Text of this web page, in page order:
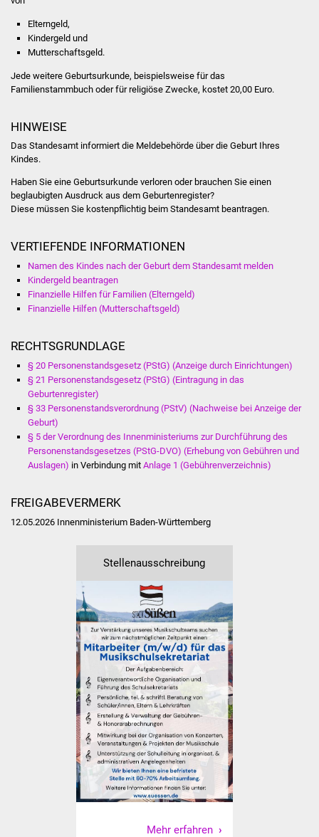
Ärzte und Apotheken
Hitzewarnung / UV-
ÖPNV
Kultur & Freizeit
Hallenbad
Stadtarchiv
Zehntscheuer
Kulturhalle
Vereine und Parteien
Selbsteintrag Vereine
Beirat Süßener Vereine
Sportanlagen
Tourismus
Erlebnisregion
Elterngeld,
Kindergeld und
Mutterschaftsgeld.
Jede weitere Geburtsurkunde, beispielsweise für das
Familienstammbuch oder für religiöse Zwecke, kostet 20,00 Euro.
HINWEISE
Das Standesamt informiert die Meldebehörde über die Geburt Ihres
Kindes.
Haben Sie eine Geburtsurkunde verloren oder brauchen Sie einen
beglaubigten Ausdruck aus dem Geburtenregister?
Diese müssen Sie kostenpflichtig beim Standesamt beantragen.
VERTIEFENDE INFORMATIONEN
Namen des Kindes nach der Geburt dem Standesamt melden
Kindergeld beantragen
Finanzielle Hilfen für Familien (Elterngeld)
Finanzielle Hilfen (Mutterschaftsgeld)
RECHTSGRUNDLAGE
§ 20 Personenstandsgesetz (PStG) (Anzeige durch Einrichtungen)
§ 21 Personenstandsgesetz (PStG) (Eintragung in das
Geburtenregister)
§ 33 Personenstandsverordnung (PStV) (Nachweise bei Anzeige der
Geburt)
§ 5 der Verordnung des Innenministeriums zur Durchführung des
Personenstandsgesetzes (PStG-DVO) (Erhebung von Gebühren und
Auslagen) in Verbindung mit Anlage 1 (Gebührenverzeichnis)
FREIGABEVERMERK
12.05.2026 Innenministerium Baden-Württemberg
Stellenausschreibung
Mehr erfahren